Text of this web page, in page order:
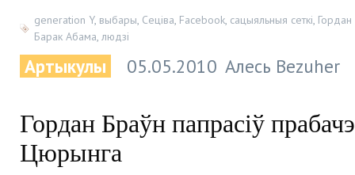
generation Y, выбары, Сеціва, Facebook, сацыяльныя сеткі,
Барак Абама, людзі
Артыкулы 05.05.2010 Алесь Bezuher
Гордан Браўн папрасіў
Цюрынга